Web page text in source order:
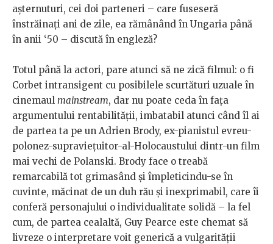
așternuturi, cei doi parteneri – care fuseseră
înstrăinați ani de zile, ea rămânând în Ungaria până
în anii ‘50 – discută în engleză?
Totul până la actori, pare atunci să ne zică filmul: o fi
Corbet intransigent cu posibilele scurtături uzuale în
cinemaul mainstream, dar nu poate ceda în fața
argumentului rentabilității, imbatabil atunci când îl ai
de partea ta pe un Adrien Brody, ex-pianistul evreu-
polonez-supraviețuitor-al-Holocaustului dintr-un film
mai vechi de Polanski. Brody face o treabă
remarcabilă tot grimasând și împleticindu-se în
cuvinte, măcinat de un duh rău și inexprimabil, care îi
conferă personajului o individualitate solidă – la fel
cum, de partea cealaltă, Guy Pearce este chemat să
livreze o interpretare voit generică a vulgarității